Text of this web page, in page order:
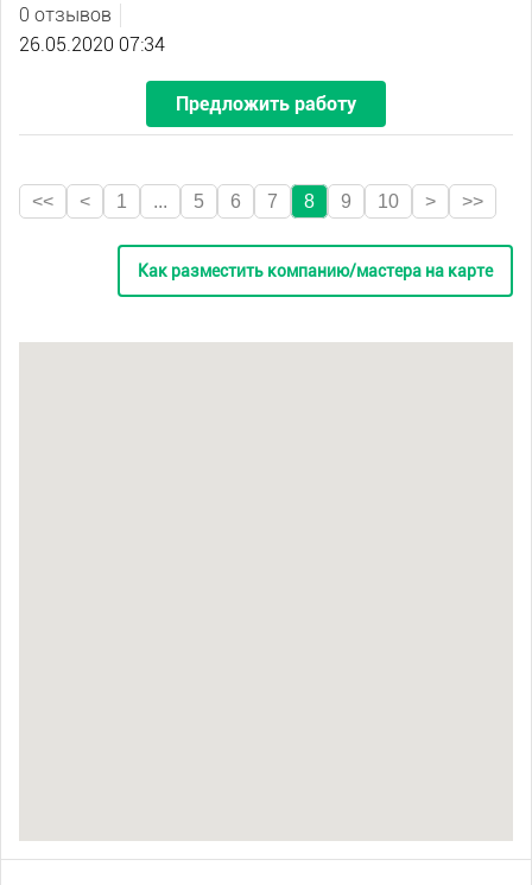
0 отзывов
26.05.2020 07:34
Предложить работу
<< < 1 ... 5 6 7 8 9 10 > >>
Как разместить компанию/мастера на карте